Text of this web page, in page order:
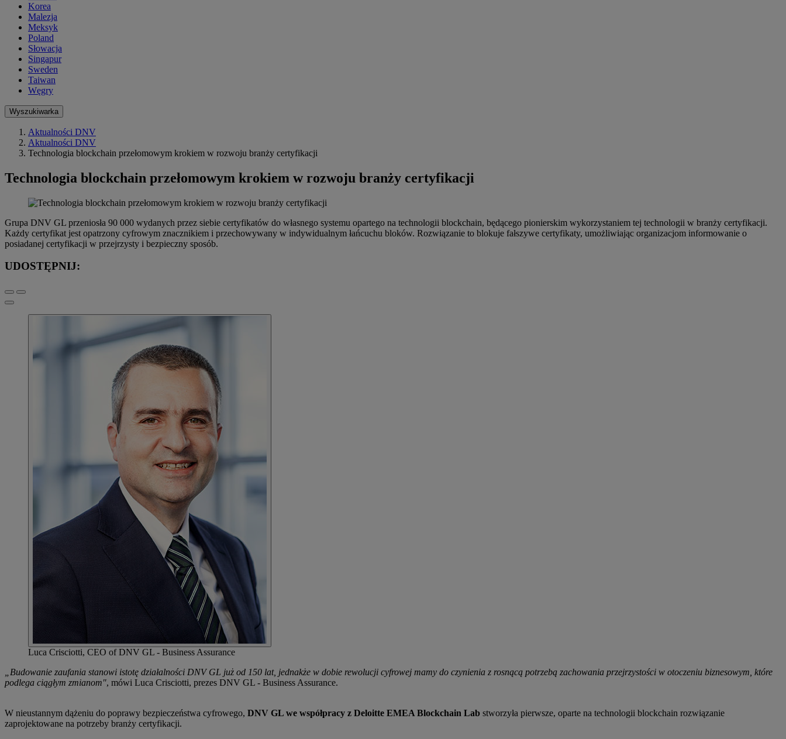
Korea
Malezja
Meksyk
Poland
Słowacja
Singapur
Sweden
Taiwan
Węgry
Wyszukiwarka
Aktualności DNV
Aktualności DNV
Technologia blockchain przełomowym krokiem w rozwoju branży certyfikacji
Technologia blockchain przełomowym krokiem w rozwoju branży certyfikacji
Grupa DNV GL przeniosła 90 000 wydanych przez siebie certyfikatów do własnego systemu opartego na technologii blockchain, będącego pionierskim wykorzystaniem tej technologii w branży certyfikacji.
Każdy certyfikat jest opatrzony cyfrowym znacznikiem i przechowywany w indywidualnym łańcuchu bloków. Rozwiązanie to blokuje fałszywe certyfikaty, umożliwiając organizacjom informowanie o
posiadanej certyfikacji w przejrzysty i bezpieczny sposób.
UDOSTĘPNIJ:
Luca Crisciotti, CEO of DNV GL - Business Assurance
„Budowanie zaufania stanowi istotę działalności DNV GL już od 150 lat, jednakże w dobie rewolucji cyfrowej mamy do czynienia z rosnącą potrzebą zachowania przejrzystości w otoczeniu biznesowym, które
podlega ciągłym zmianom", mówi Luca Crisciotti, prezes DNV GL - Business Assurance.
W nieustannym dążeniu do poprawy bezpieczeństwa cyfrowego, DNV GL we współpracy z Deloitte EMEA Blockchain Lab stworzyła pierwsze, oparte na technologii blockchain rozwiązanie
zaprojektowane na potrzeby branży certyfikacji.